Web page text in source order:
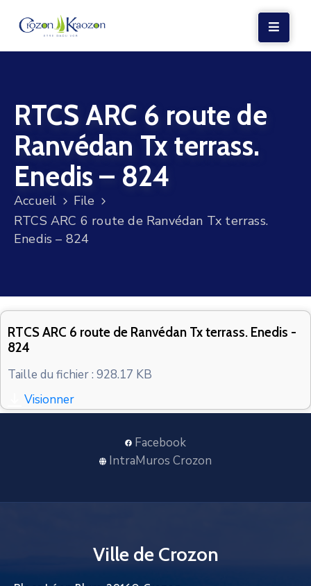
VIE
LOCALE
VIE
SOCIALE
TERRE
ET
MER
RTCS ARC 6 route de
Ranvédan Tx terrass.
Enedis – 824
Accueil
File
RTCS ARC 6 route de Ranvédan Tx terrass.
Enedis – 824
RTCS ARC 6 route de Ranvédan Tx terrass. Enedis -
824
Taille du fichier : 928.17 KB
Visionner
Facebook
IntraMuros Crozon
Ville de Crozon